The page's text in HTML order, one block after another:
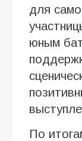
для
юным
По